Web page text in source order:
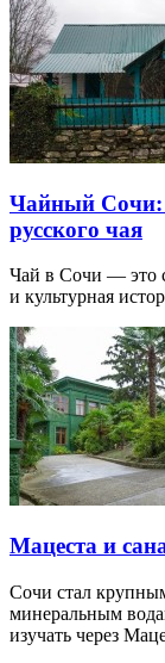
Чайный Сочи:
русского чая
Чай в Сочи — это
и культурная
Мацеста и
Сочи стал
минеральным
изучать через